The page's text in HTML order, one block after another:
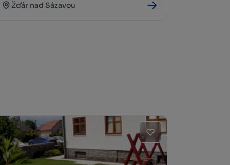
Žďár nad Sázavou